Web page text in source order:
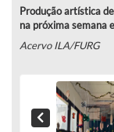
Produção artística
na próxima semana
Acervo ILA/FURG